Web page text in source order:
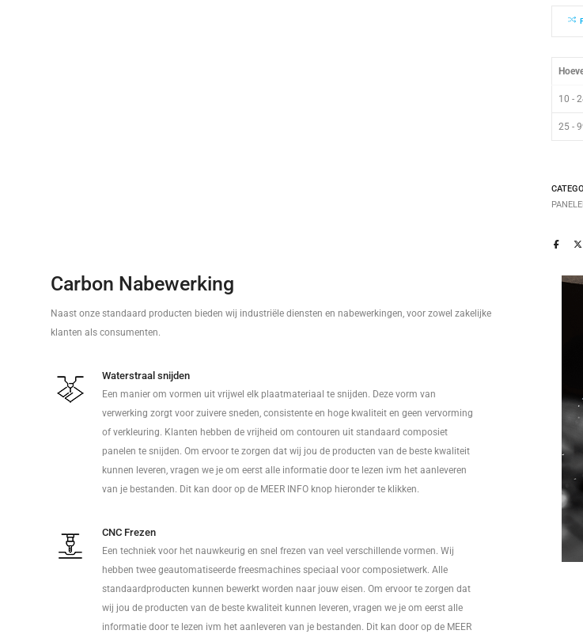
10 -
25 -
Carbon Nabewerking
Naast onze standaard producten bieden wij industriële diensten en nabewerkingen, voor zowel zakelijke
klanten als consumenten.
Waterstraal snijden
Een manier om vormen uit vrijwel elk plaatmateriaal te snijden. Deze vorm van
verwerking zorgt voor zuivere sneden, consistente en hoge kwaliteit en geen vervorming
of verkleuring. Klanten hebben de vrijheid om contouren uit standaard composiet
panelen te snijden. Om ervoor te zorgen dat wij jou de producten van de beste kwaliteit
kunnen leveren, vragen we je om eerst alle informatie door te lezen ivm het aanleveren
van je bestanden. Dit kan door op de MEER INFO knop hieronder te klikken.
CNC Frezen
Een techniek voor het nauwkeurig en snel frezen van veel verschillende vormen. Wij
hebben twee geautomatiseerde freesmachines speciaal voor composietwerk. Alle
standaardproducten kunnen bewerkt worden naar jouw eisen. Om ervoor te zorgen dat
wij jou de producten van de beste kwaliteit kunnen leveren, vragen we je om eerst alle
informatie door te lezen ivm het aanleveren van je bestanden. Dit kan door op de MEER